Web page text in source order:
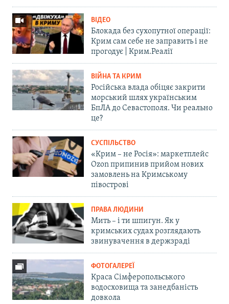
ВІДЕО
Блокада без сухопутної операції:
Крим сам себе не заправить і не
прогодує | Крим.Реалії
ВІЙНА ТА КРИМ
Російська влада обіцяє закрити
морський шлях українським
БпЛА до Севастополя. Чи реально
це?
СУСПІЛЬСТВО
«Крим – не Росія»: маркетплейс
Ozon припинив прийом нових
замовлень на Кримському
півострові
ПРАВА ЛЮДИНИ
Мить – і ти шпигун. Як у
кримських судах розглядають
звинувачення в держзраді
ФОТОГАЛЕРЕЇ
Краса Сімферопольського
водосховища та занедбаність
довкола